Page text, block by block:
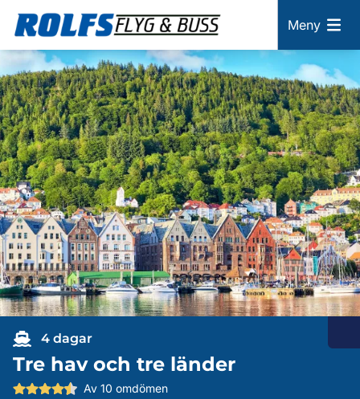
Meny
4 dagar
Tre hav och tre länder
Av 10 omdömen